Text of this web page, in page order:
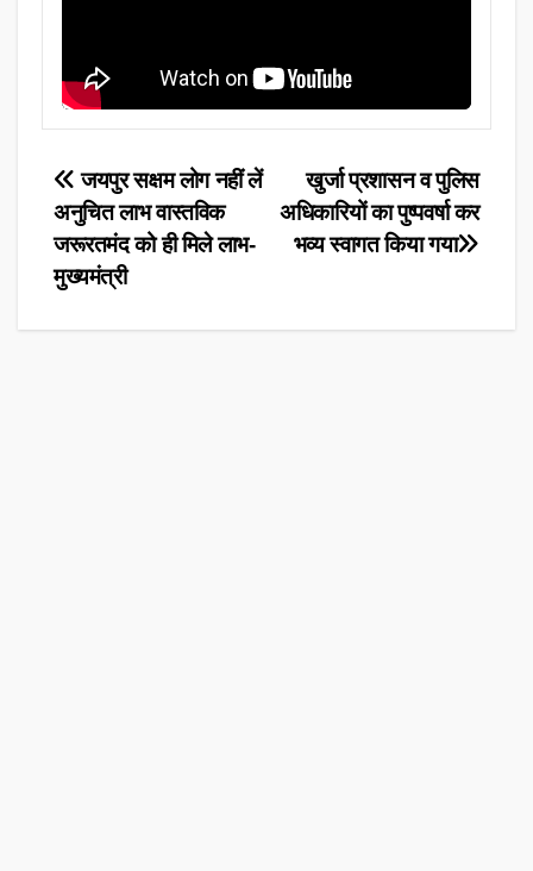
Post
navigation
खुर्जा प्रशासन व पुलिस
अधिकारियों का पुष्पवर्षा कर
भव्य स्वागत किया गया
जयपुर सक्षम लोग नहीं लें
अनुचित लाभ वास्तविक
जरूरतमंद को ही मिले लाभ-
मुख्यमंत्री